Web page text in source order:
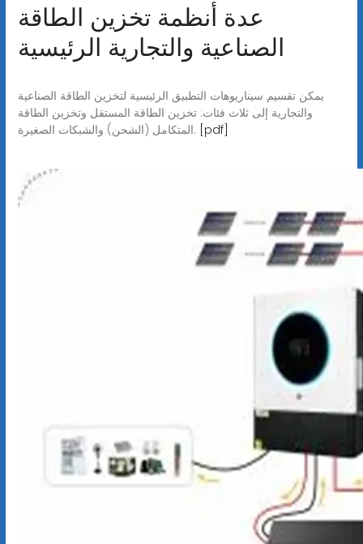
عدة أنظمة تخزين الطاقة
الصناعية والتجارية الرئيسية
يمكن تقسيم سيناريوهات التطبيق الرئيسية لتخزين الطاقة الصناعية
والتجارية إلى ثلاث فئات: تخزين الطاقة المستقل وتخزين الطاقة
المتكامل (الشحن) والشبكات الصغيرة. [pdf]